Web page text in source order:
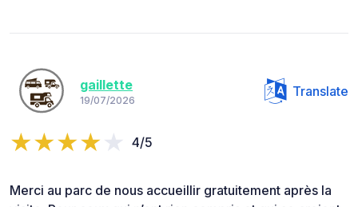
gaillette
19/07/2026
Translate
4/5
Merci au parc de nous accueillir gratuitement après la